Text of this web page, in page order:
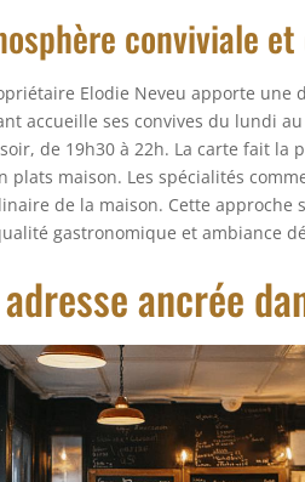
conviviale
Elodie Neveu apporte une
accueille ses convives du lundi
de 19h30 à 22h. La carte fait la
plats maison. Les spécialités
de la maison. Cette
gastronomique et ambiance
ancrée